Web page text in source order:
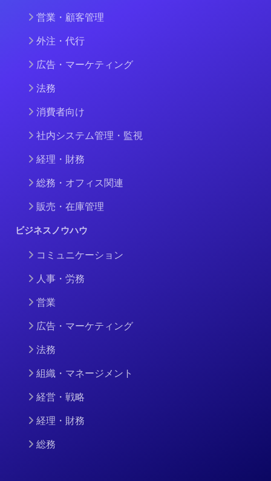
営業・顧客管理
外注・代行
広告・マーケティング
法務
消費者向け
社内システム管理・監視
経理・財務
総務・オフィス関連
販売・在庫管理
ビジネスノウハウ
コミュニケーション
人事・労務
営業
広告・マーケティング
法務
組織・マネージメント
経営・戦略
経理・財務
総務